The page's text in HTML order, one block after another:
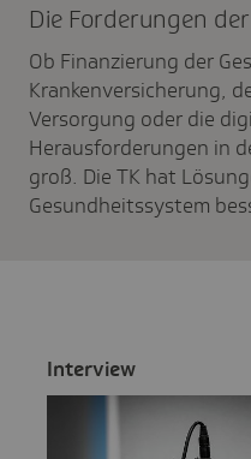
Die Forde­rungen
Ob Finanzierung der
Krankenversicherung,
Versorgung oder die
Herausforderungen in
groß. Die TK hat
Gesundheitssystem
Inter­view